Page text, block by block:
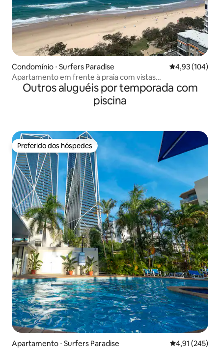
Condomínio ⋅ Surfers Paradise 4,93 de uma
4,93 (104)
Apartamento em frente à praia com vistas
deslumbrantes
Outros aluguéis por temporada com
piscina
Preferido dos hóspedes
Preferido dos hóspedes
Apartamento ⋅ Surfers Paradise 4,91 de uma
4,91 (245)